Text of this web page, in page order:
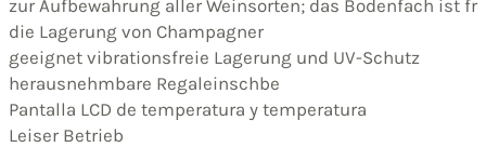
zur Aufbewahrung aller Weinsorten; das Bodenfach ist fr
die Lagerung von Champagner
geeignet vibrationsfreie Lagerung und UV-Schutz
herausnehmbare Regaleinschbe
Pantalla LCD de temperatura y temperatura
Leiser Betrieb